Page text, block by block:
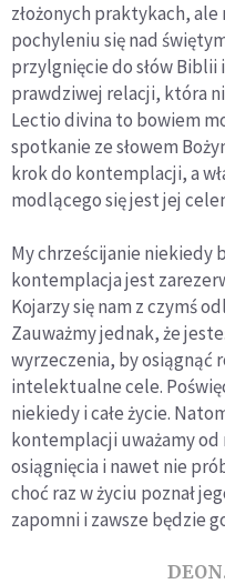
złożonych praktykach,
pochyleniu się nad
przylgnięcie do słów Biblii
prawdziwej relacji, która
Lectio divina to bowiem
spotkanie ze słowem
krok do kontemplacji, a
modlącego się jest jej
My chrześcijanie niekiedy
kontemplacja jest
Kojarzy się nam z czymś
Zauważmy jednak, że
wyrzeczenia, by osiągnąć
intelektualne cele.
niekiedy i całe życie.
kontemplacji uważamy od
osiągnięcia i nawet nie
choć raz w życiu poznał
zapomni i zawsze będzie